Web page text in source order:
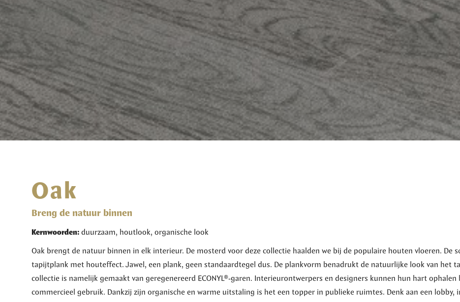
Oak
Breng de natuur binnen
Kernwoorden:duurzaam, houtlook, organische look
Oak brengt de natuur binnen in elk interieur. De mosterd voor deze collectie haalden we bij de populaire houten vloeren. De
tapijtplank met houteffect. Jawel, een plank, geen standaardtegel dus. De plankvorm benadrukt de natuurlijke look van het
collectie is namelijk gemaakt van geregenereerd ECONYL®-garen. Interieurontwerpers en designers kunnen hun hart
commercieel gebruik. Dankzij zijn organische en warme uitstaling is het een topper in publieke ruimtes. Denk aan een lobby,